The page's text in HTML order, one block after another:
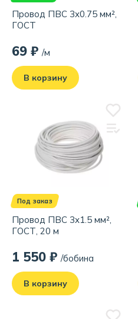
Провод ПВС 3x0.75 мм²,
ГОСТ
69 ₽ /м
В корзину
Под заказ
Провод ПВС 3x1.5 мм²,
ГОСТ, 20 м
1 550 ₽ /бобина
В корзину